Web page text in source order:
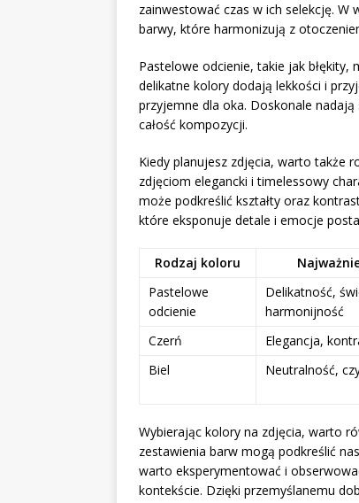
zainwestować czas w ich selekcję.
barwy, które harmonizują z
Pastelowe odcienie, takie jak błękity,
delikatne kolory dodają lekkości i
przyjemne dla oka. Doskonale
całość kompozycji.
Kiedy planujesz zdjęcia, warto także
zdjęciom elegancki i timelessowy
może podkreślić kształty oraz
które eksponuje detale i emocje
Rodzaj koloru
Pastelowe
odcienie
Delikatność,
harmonijność
Czerń Elegancja,
Biel
Neutralność,
Wybierając kolory na zdjęcia, warto
zestawienia barw mogą podkreślić
warto eksperymentować i
kontekście. Dzięki przemyślanemu